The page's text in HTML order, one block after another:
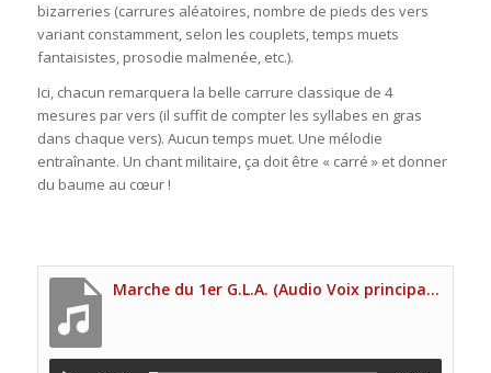
bizarreries (carrures aléatoires, nombre de pieds des vers
variant constamment, selon les couplets, temps muets
fantaisistes, prosodie malmenée, etc.).
Ici, chacun remarquera la belle carrure classique de 4
mesures par vers (il suffit de compter les syllabes en gras
dans chaque vers). Aucun temps muet. Une mélodie
entraînante. Un chant militaire, ça doit être « carré » et donner
du baume au cœur !
Marche du 1er G.L.A. (Audio Voix principale Site UNP)